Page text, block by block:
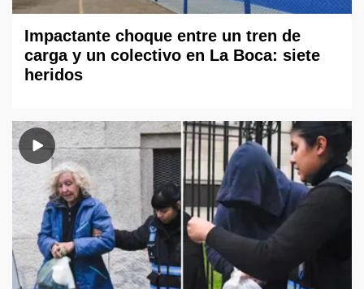
Impactante choque entre un tren de
carga y un colectivo en La Boca: siete
heridos